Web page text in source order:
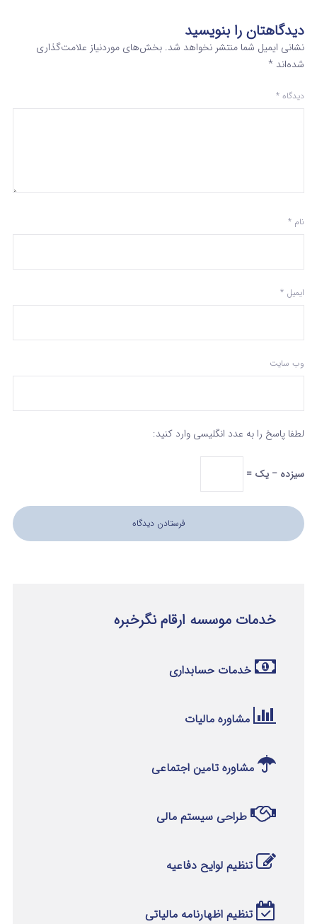
دیدگاهتان را بنویسید
نشانی ایمیل شما منتشر نخواهد شد. بخش‌های موردنیاز علامت‌گذاری
شده‌اند *
دیدگاه *
نام *
ایمیل *
وب‌ سایت
لطفا پاسخ را به عدد انگلیسی وارد کنید:
سیزده − یک =
خدمات موسسه ارقام نگرخبره
خدمات حسابداری
مشاوره مالیات
مشاوره تامین اجتماعی
طراحی سیستم مالی
تنظیم لوایح دفاعیه
تنظیم اظهارنامه مالیاتی